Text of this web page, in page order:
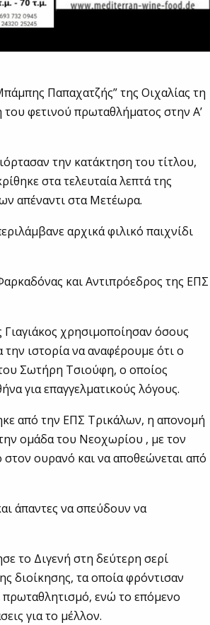
Παπαχατζής” της Οιχαλίας τη
φετινού πρωταθλήματος στην Α’
την κατάκτηση του τίτλου,
στα τελευταία λεπτά της
απέναντι στα Μετέωρα.
αρχικά φιλικό παιχνίδι
και Αντιπρόεδρος της ΕΠΣ
χρησιμοποίησαν όσους
ιστορία να αναφέρουμε ότι ο
Σωτήρη Τσιούφη, ο οποίος
για επαγγελματικούς λόγους.
από την ΕΠΣ Τρικάλων, η απονομή
ομάδα του Νεοχωρίου , με τον
ουρανό και να αποθεώνεται από
άπαντες να σπεύδουν να
το Διγενή στη δεύτερη σερί
διοίκησης, τα οποία φρόντισαν
πρωταθλητισμό, ενώ το επόμενο
για το μέλλον.